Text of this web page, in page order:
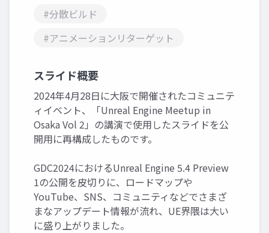
#分散ビルド
#アニメーションリターゲット
スライド概要
2024年4月28日に大阪で開催されたコミュニテ
ィイベント、「Unreal Engine Meetup in
Osaka Vol 2」の講演で使用したスライドを公
開用に再構成したものです。
GDC2024におけるUnreal Engine 5.4 Preview
1の公開を皮切りに、ロードマップや
YouTube、SNS、コミュニティなどでさまざ
まなアップデート情報が流れ、UE界隈は大い
に盛り上がりました。